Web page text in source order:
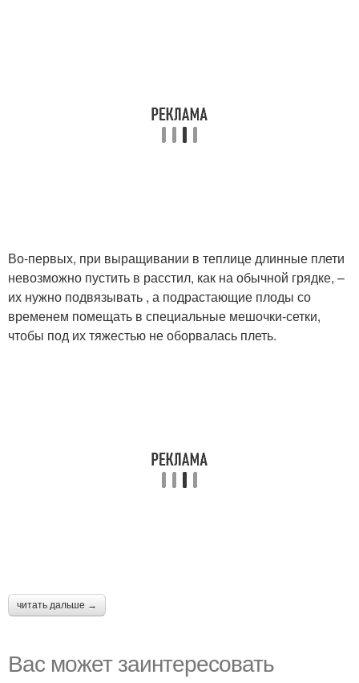
Во-первых, при выращивании в теплице длинные плети
невозможно пустить в расстил, как на обычной грядке, –
их нужно подвязывать , а подрастающие плоды со
временем помещать в специальные мешочки-сетки,
чтобы под их тяжестью не оборвалась плеть.
читать дальше →
Вас может заинтересовать